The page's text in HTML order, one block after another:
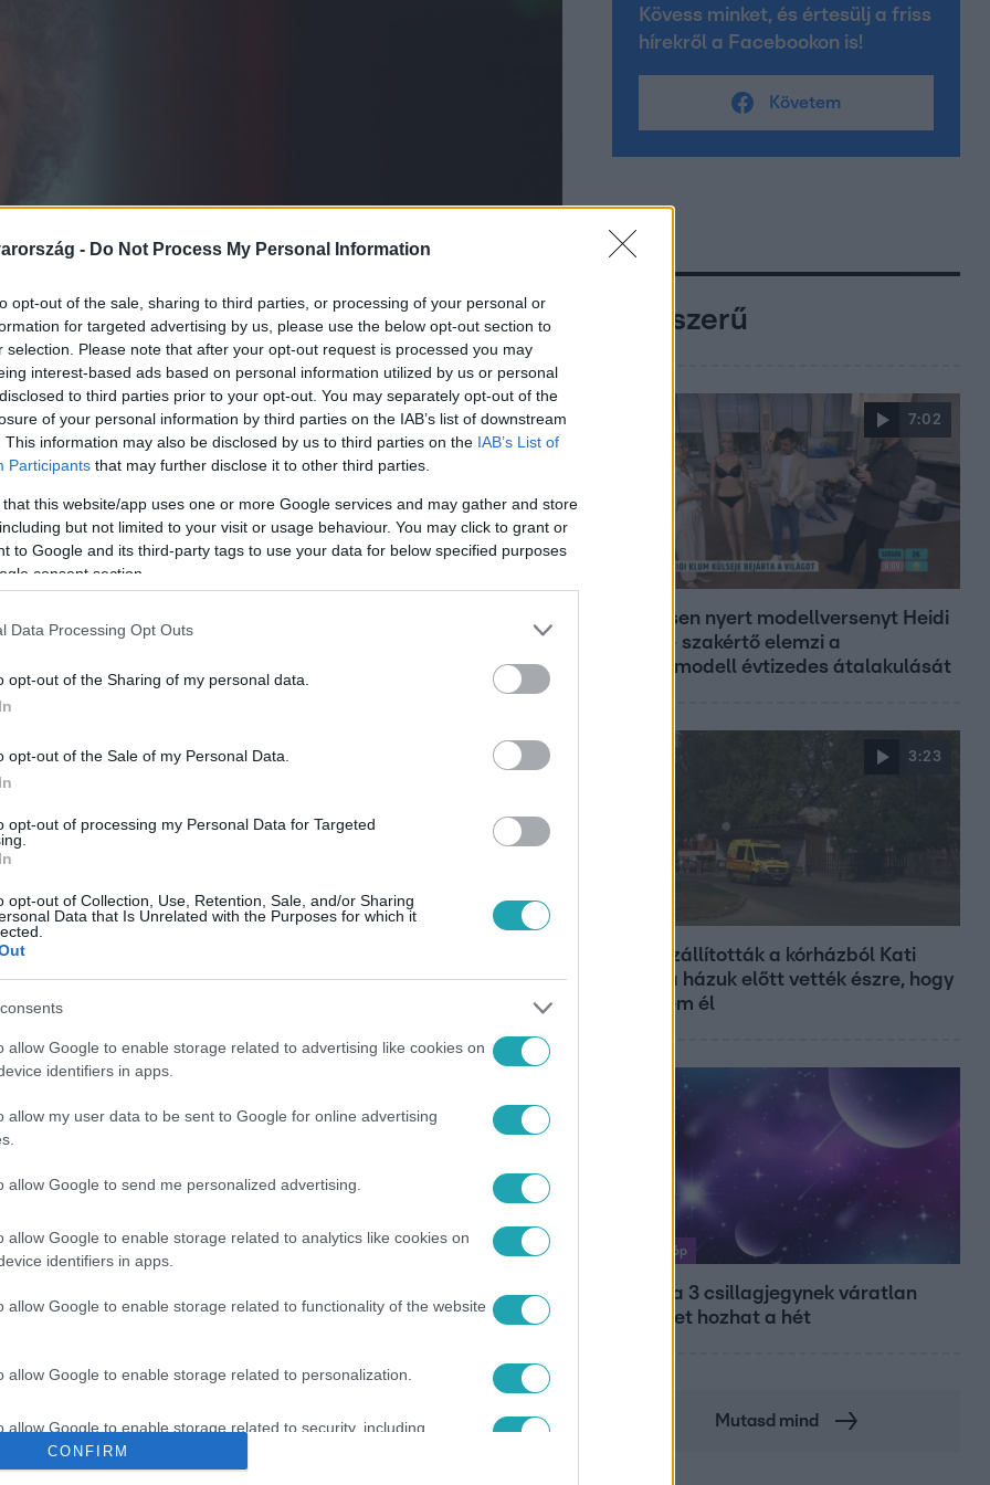
- Do Not Process My Personal Information
opt-out of the sale, sharing to third parties, or processing of your personal or
for targeted advertising by us, please use the below opt-out section to
selection. Please note that after your opt-out request is processed you may
interest-based ads based on personal information utilized by us or personal
to third parties prior to your opt-out. You may separately opt-out of the
of your personal information by third parties on the IAB’s list of downstream
This information may also be disclosed by us to third parties on the IAB’s List of
Participants that may further disclose it to other third parties.
that this website/app uses one or more Google services and may gather and store
but not limited to your visit or usage behaviour. You may click to grant or
to Google and its third-party tags to use your data for below specified purposes
consent section.
Data Processing Opt Outs
opt-out of the Sharing of my personal data.
opt-out of the Sale of my Personal Data.
opt-out of processing my Personal Data for Targeted
opt-out of Collection, Use, Retention, Sale, and/or Sharing
Data that Is Unrelated with the Purposes for which it
allow Google to enable storage related to advertising like cookies on
identifiers in apps.
allow my user data to be sent to Google for online advertising
allow Google to send me personalized advertising.
allow Google to enable storage related to analytics like cookies on
identifiers in apps.
allow Google to enable storage related to functionality of the website
allow Google to enable storage related to personalization.
allow Google to enable storage related to security, including
functionality and fraud prevention, and other user protection.
CONFIRM
és hűséget, Fördős Zé
élmények mellett egy férjet és két
Norbi az RTL-nél nőtt fel igazán,
az életét a Barátok Köztben játszott
legyen a Google-találatokban!
ERŐS ANTÓNIA ÖRDÖG NÓRA # NAGY ERVIN #STOHL ANDRÁS
Kövess minket, és értesülj a friss
hírekről a Facebookon is!
Követem
Népszerű
7:02
19 évesen nyert modellversenyt Heidi
Klum – szakértő elemzi a
szupermodell évtizedes átalakulását
3:23
Hazaszállították a kórházból Kati
nénit, a házuk előtt vették észre, hogy
már nem él
Horoszkóp
Ennek a 3 csillagjegynek váratlan
sikereket hozhat a hét
Mutasd mind